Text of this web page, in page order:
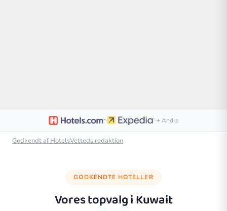
· ·+ Andre
Godkendt af HotelsVetteds redaktion
GODKENDTE HOTELLER
Vores topvalg iKuwait